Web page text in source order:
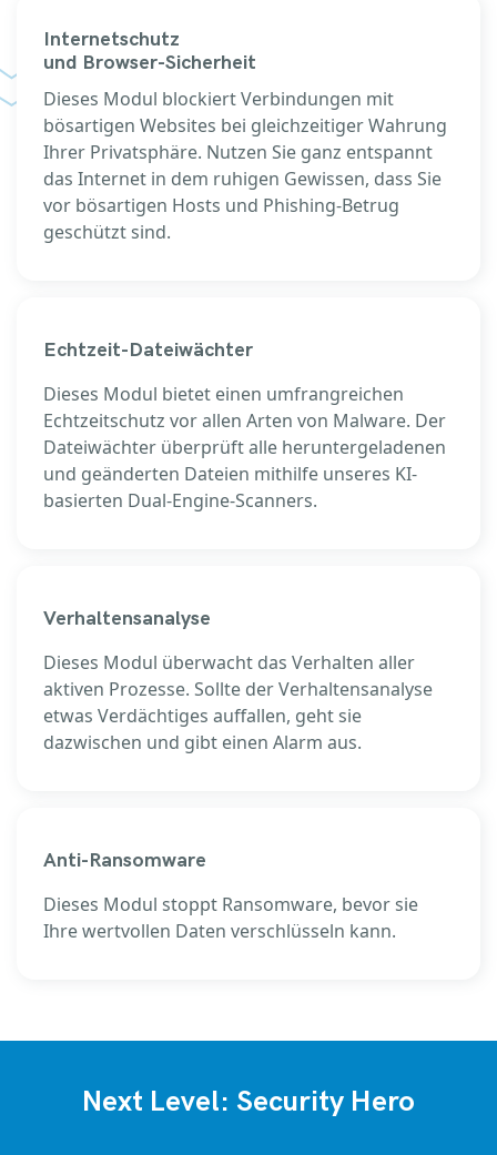
Internetschutz
und Browser-Sicherheit
Dieses Modul blockiert Verbindungen mit
bösartigen Websites bei gleichzeitiger Wahrung
Ihrer Privatsphäre. Nutzen Sie ganz entspannt
das Internet in dem ruhigen Gewissen, dass Sie
vor bösartigen Hosts und Phishing-Betrug
geschützt sind.
Echtzeit-Dateiwächter
Dieses Modul bietet einen umfrangreichen
Echtzeitschutz vor allen Arten von Malware. Der
Dateiwächter überprüft alle heruntergeladenen
und geänderten Dateien mithilfe unseres KI-
basierten Dual-Engine-Scanners.
Verhaltensanalyse
Dieses Modul überwacht das Verhalten aller
aktiven Prozesse. Sollte der Verhaltensanalyse
etwas Verdächtiges auffallen, geht sie
dazwischen und gibt einen Alarm aus.
Anti-Ransomware
Dieses Modul stoppt Ransomware, bevor sie
Ihre wertvollen Daten verschlüsseln kann.
Next Level: Security Hero